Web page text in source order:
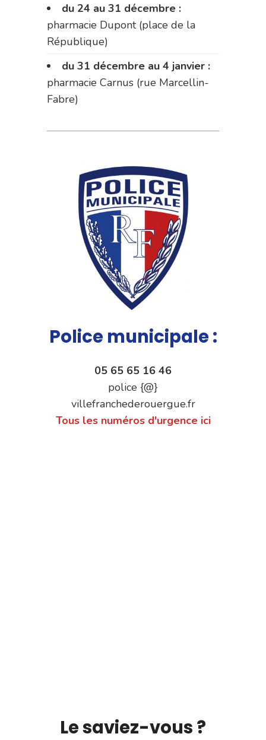
du 24 au 31 décembre :
pharmacie Dupont (place de la
République)
du 31 décembre au 4 janvier :
pharmacie Carnus (rue Marcellin-
Fabre)
Police municipale :
05 65 65 16 46
police {@}
villefranchederouergue.fr
Tous les numéros d'urgence ici
Le saviez-vous ?